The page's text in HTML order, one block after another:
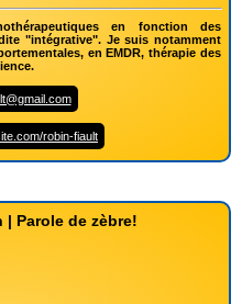
en fonction des
"intégrative". Je suis notamment
en EMDR, thérapie des
robin-fiault
| Parole de zèbre!